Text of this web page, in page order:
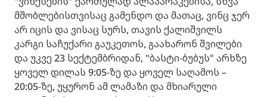
მშობლებისთვისაც გამენდო და მათაც, ვინც ჯერ
არ იცის და ვისაც სურს, თავის ქალიშვილს
კარგი საჩუქარი გაუკეთოს, გაახარონ შვილები
და უკვე 23 სექტემბრიდან, "ბასტი-ბუბუს" არხზე
ყოველ დილას 9:05-ზე და ყოველ საღამოს –
20:05-ზე, უყურონ ამ ლამაზი და მხიარული